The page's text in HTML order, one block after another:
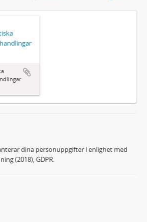
dina personuppgifter i enlighet med
(2018), GDPR.